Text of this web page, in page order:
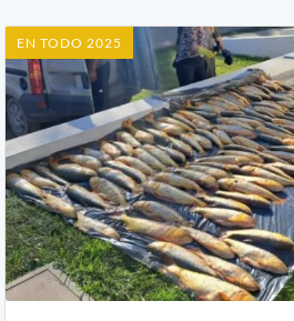
EN TODO 2025